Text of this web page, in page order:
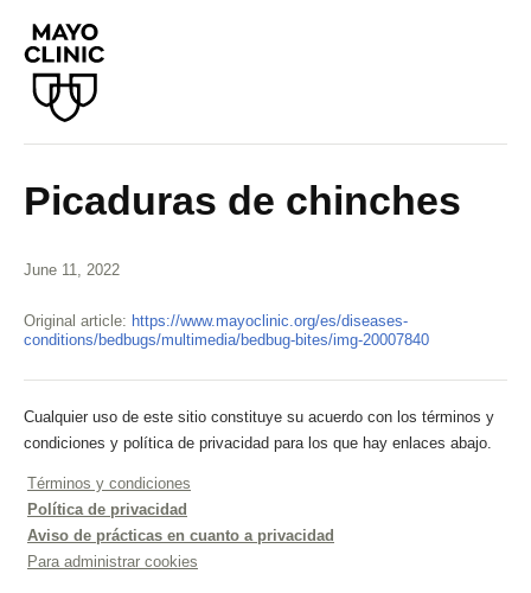
Picaduras de chinches
June 11, 2022
Original article: https://www.mayoclinic.org/es/diseases-
conditions/bedbugs/multimedia/bedbug-bites/img-20007840
Cualquier uso de este sitio constituye su acuerdo con los términos y
condiciones y política de privacidad para los que hay enlaces abajo.
Términos y condiciones
Política de privacidad
Aviso de prácticas en cuanto a privacidad
Para administrar cookies